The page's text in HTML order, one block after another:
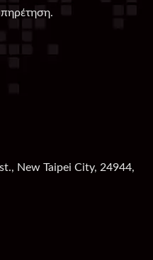
New Taipei City, 24944,